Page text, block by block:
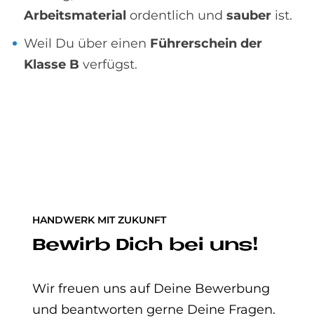
Arbeitsmaterial ordentlich und sauber ist.
Weil Du über einen Führerschein der
Klasse B verfügst.
HANDWERK MIT ZUKUNFT
Be­wirb Dich bei uns!
Wir freuen uns auf Deine Bewerbung
und beantworten gerne Deine Fragen.